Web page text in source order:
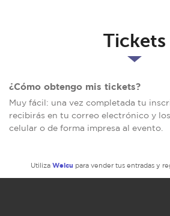
Tickets
¿Cómo obtengo mis tickets?
Muy fácil: una vez completada tu
recibirás en tu correo electrónico y
celular o de forma impresa al evento.
Utiliza Welcu para vender tus entradas y